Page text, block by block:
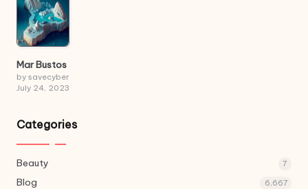
Mar Bustos
by savecyber
July 24, 2023
Categories
Beauty 7
Blog 6,667